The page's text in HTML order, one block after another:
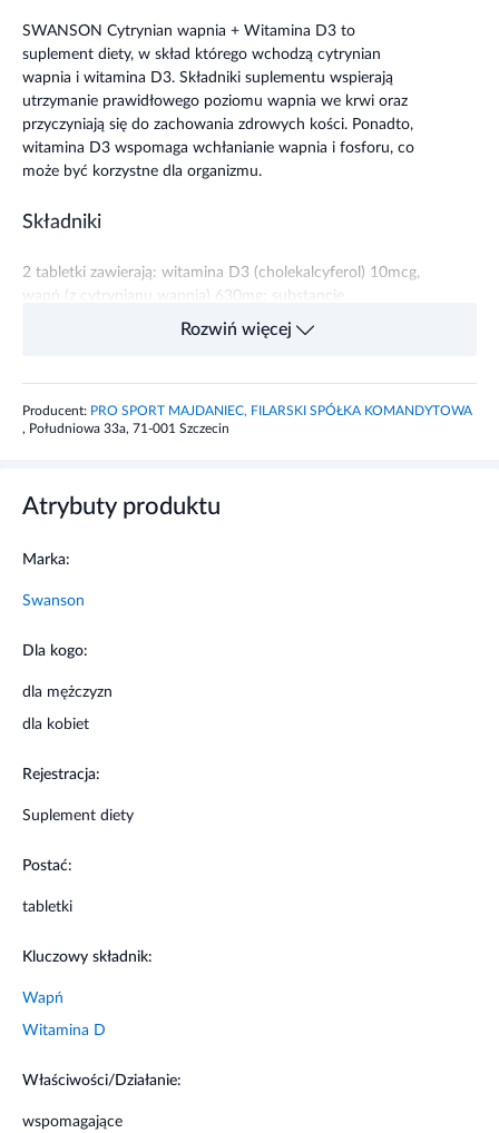
SWANSON Cytrynian wapnia + Witamina D3 to
suplement diety, w skład którego wchodzą cytrynian
wapnia i witamina D3. Składniki suplementu wspierają
utrzymanie prawidłowego poziomu wapnia we krwi oraz
przyczyniają się do zachowania zdrowych kości. Ponadto,
witamina D3 wspomaga wchłanianie wapnia i fosforu, co
może być korzystne dla organizmu.
Składniki
2 tabletki zawierają: witamina D3 (cholekalcyferol) 10mcg,
wapń (z cytrynianu wapnia) 630mg; substancje
2 tabletki dziennie. Nie przekraczać zalecanej porcji do
Ostrzeżenia dotyczące bezpieczeństwa
Rozwiń więcej
Producent: PRO SPORT MAJDANIEC, FILARSKI SPÓŁKA KOMANDYTOWA
, Południowa 33a, 71-001 Szczecin
Atrybuty produktu
Marka:
Swanson
Dla kogo:
dla mężczyzn
dla kobiet
Rejestracja:
Suplement diety
Postać:
tabletki
Kluczowy składnik:
Wapń
Witamina D
Właściwości/Działanie:
wspomagające